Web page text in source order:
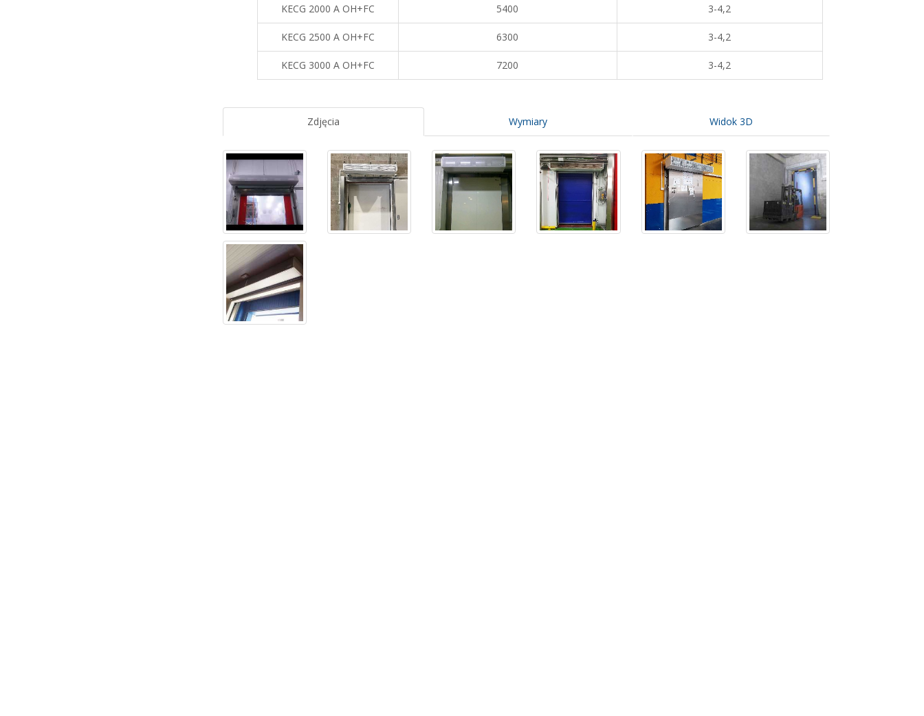
KECG 2000 A OH+FC 5400 3-4,2
KECG 2500 A OH+FC 6300 3-4,2
KECG 3000 A OH+FC 7200 3-4,2
Zdjęcia Wymiary Widok 3D